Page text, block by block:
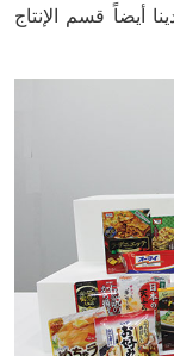
أيضاً قسم الإنتاج